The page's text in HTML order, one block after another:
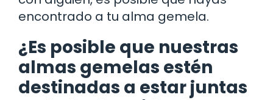
encontrado a tu alma gemela.
¿Es posible que nuestras
almas gemelas estén
destinadas a estar juntas